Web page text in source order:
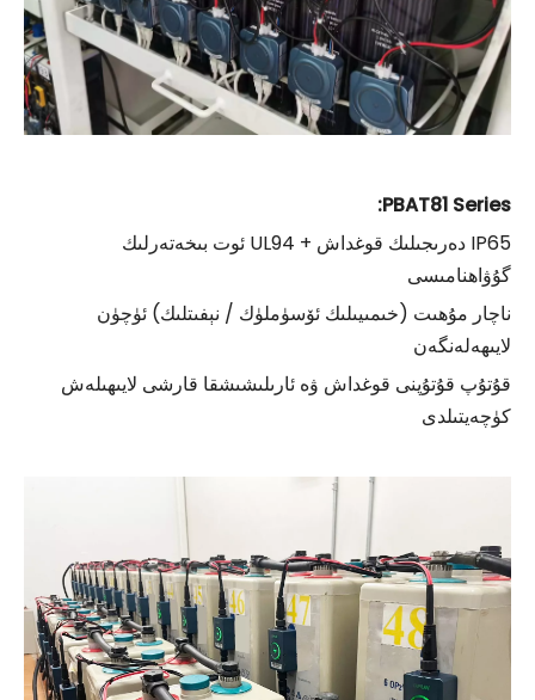
PBAT81 Series:
IP65 دەرىجىلىك قوغداش + UL94 ئوت بىخەتەرلىك
گۇۋاھنامىسى
ناچار مۇھىت (خىمىيىلىك ئۆسۈملۈك / نېفىتلىك) ئۈچۈن
لايىھەلەنگەن
قۇتۇپ قۇتۇپنى قوغداش ۋە ئارىلىشىشقا قارشى لايىھىلەش
كۈچەيتىلدى